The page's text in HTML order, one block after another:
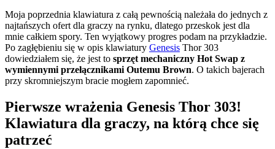
Moja poprzednia klawiatura z całą pewnością należała do jednych z
najtańszych ofert dla graczy na rynku, dlatego przeskok jest dla
mnie całkiem spory. Ten wyjątkowy progres podam na przykładzie.
Po zagłębieniu się w opis klawiatury Genesis Thor 303
dowiedziałem się, że jest to sprzęt mechaniczny Hot Swap z
wymiennymi przełącznikami Outemu Brown. O takich bajerach
przy skromniejszym bracie mogłem zapomnieć.
Pierwsze wrażenia Genesis Thor 303!
Klawiatura dla graczy, na którą chce się
patrzeć